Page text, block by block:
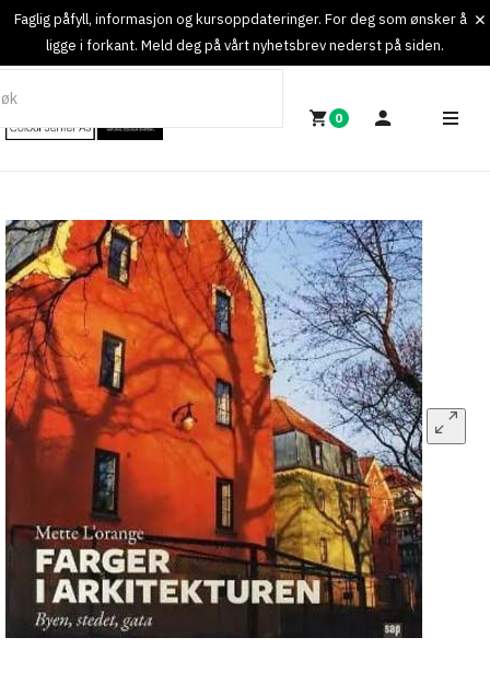
Faglig påfyll, informasjon og kursoppdateringer. For deg som ønsker å
ligge i forkant. Meld deg på vårt nyhetsbrev nederst på siden.
0